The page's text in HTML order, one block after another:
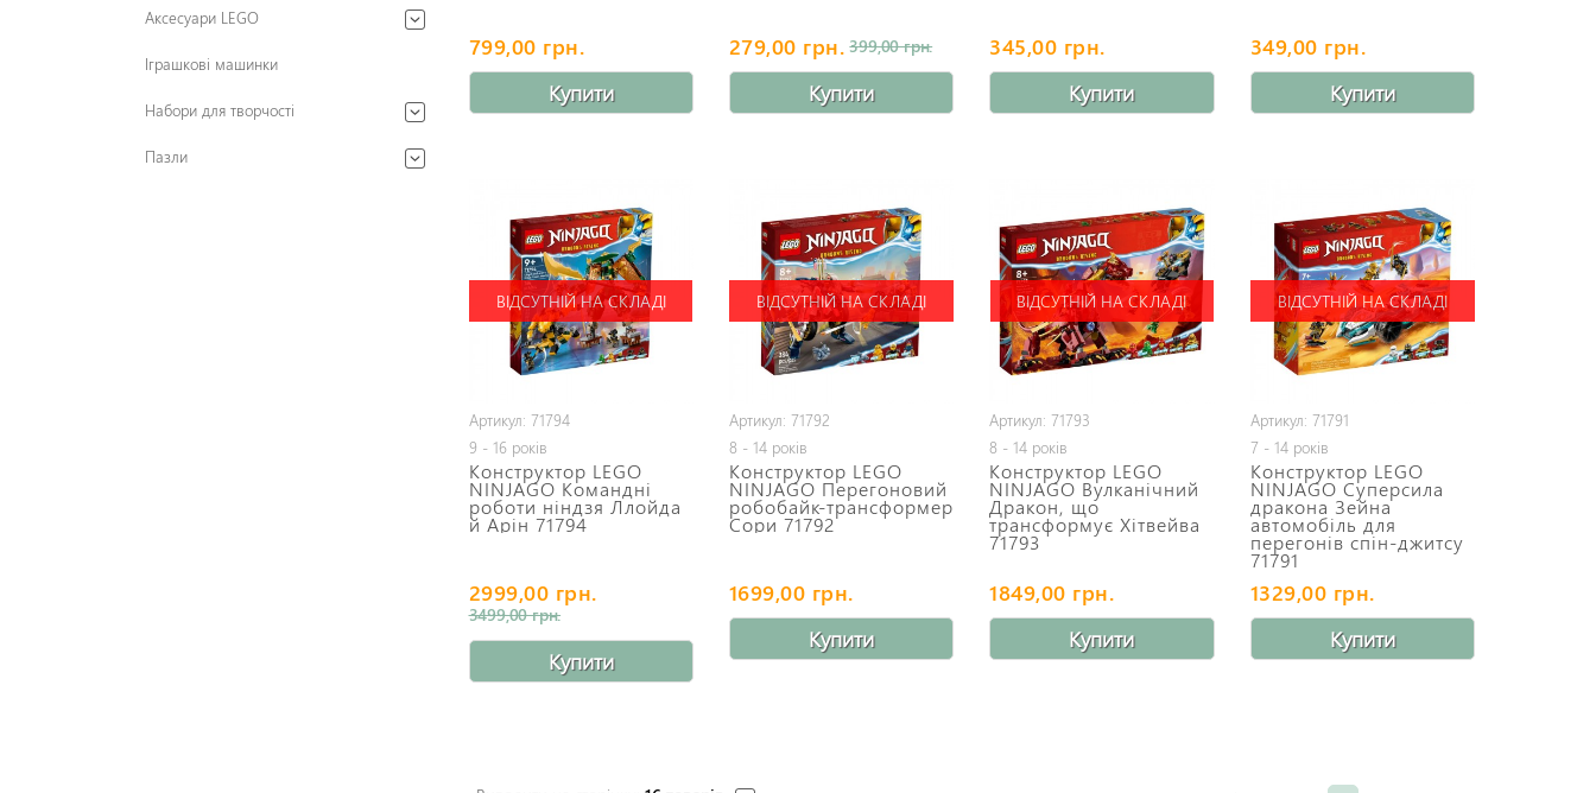
799,00 грн.
Купити
279,00 грн. 399,00 грн.
Купити
345,00 грн.
Купити
349,00 грн.
Купити
ВІДСУТНІЙ НА СКЛАДІ
Артикул: 71794
9 - 16 років
Конструктор LEGO
NINJAGO Командні
роботи ніндзя Ллойда
й Арін 71794
2999,00 грн.
3499,00 грн.
Купити
ВІДСУТНІЙ НА СКЛАДІ
Артикул: 71792
8 - 14 років
Конструктор LEGO
NINJAGO Перегоновий
робобайк-трансформер
Сори 71792
1699,00 грн.
Купити
ВІДСУТНІЙ НА СКЛАДІ
Артикул: 71793
8 - 14 років
Конструктор LEGO
NINJAGO Вулканічний
Дракон, що
трансформує Хітвейва
71793
1849,00 грн.
Купити
ВІДСУТНІЙ НА СКЛАДІ
Артикул: 71791
7 - 14 років
Конструктор LEGO
NINJAGO Суперсила
дракона Зейна
автомобіль для
перегонів спін-джитсу
71791
1329,00 грн.
Купити
Аксесуари LEGO
Іграшкові машинки
Набори для творчості
Пазли